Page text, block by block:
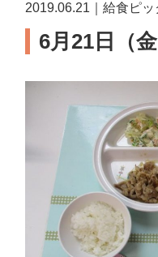
2019.06.21｜給食ピ
6月21日（